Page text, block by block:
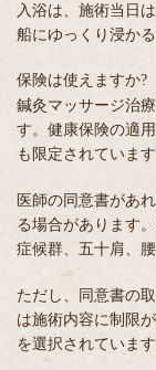
入浴は、施術当日
船にゆっくり浸か
保険は使えますか?
鍼灸マッサージ治
す。健康保険の適
も限定されています
医師の同意書があ
る場合があります
症候群、五十肩、
ただし、同意書の
は施術内容に制限
を選択されています